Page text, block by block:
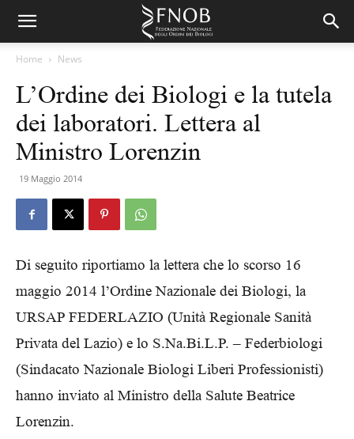
Home News
L’Ordine dei Biologi e la tutela
dei laboratori. Lettera al
Ministro Lorenzin
19 Maggio 2014
Di seguito riportiamo la lettera che lo scorso 16
maggio 2014 l’Ordine Nazionale dei Biologi, la
URSAP FEDERLAZIO (Unità Regionale Sanità
Privata del Lazio) e lo S.Na.Bi.L.P. – Federbiologi
(Sindacato Nazionale Biologi Liberi Professionisti)
hanno inviato al Ministro della Salute Beatrice
Lorenzin.